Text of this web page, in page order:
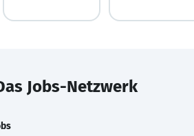
Jobs-Netzwerk